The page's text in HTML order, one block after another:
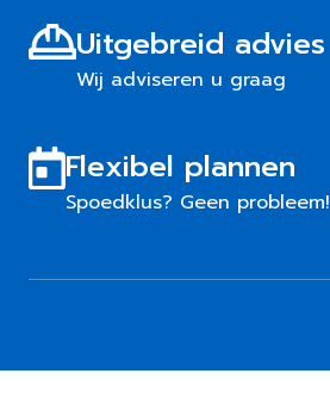
Uitgebreid advies
Wij adviseren u graag
Flexibel plannen
Spoedklus? Geen probleem!